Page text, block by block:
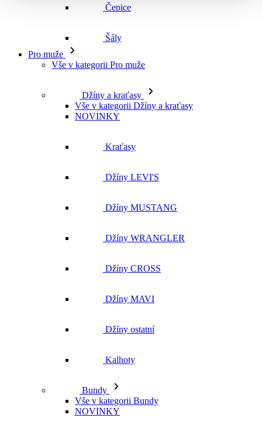
Čepice
Šály
Pro muže
Vše v kategorii Pro muže
Džíny a kraťasy
Vše v kategorii Džíny a kraťasy
NOVINKY
Kraťasy
Džíny LEVI'S
Džíny MUSTANG
Džíny WRANGLER
Džíny CROSS
Džíny MAVI
Džíny ostatní
Kalhoty
Bundy
Vše v kategorii Bundy
NOVINKY